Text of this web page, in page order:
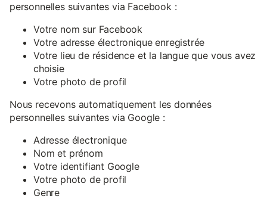
personnelles suivantes via Facebook :
Votre nom sur Facebook
Votre adresse électronique enregistrée
Votre lieu de résidence et la langue que vous avez
choisie
Votre photo de profil
Nous recevons automatiquement les données
personnelles suivantes via Google :
Adresse électronique
Nom et prénom
Votre identifiant Google
Votre photo de profil
Genre